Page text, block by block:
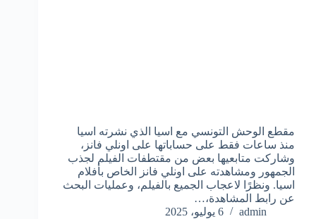
مقطع الوحش التونسي مع اسيا الذي نشرته اسيا
منذ ساعات فقط على حساباتها على اونلي فانز،
وشاركت متابعيها بعض من مقتطفات الفيلم لجذب
الجمهور ومشاهدته على اونلي فانز الخاص بأفلام
اسيا. ونظرًا لاعجاب الجميع بالفيلم، وعمليات البحث
عن رابط المشاهدة،…
admin
6 يوليو، 2025